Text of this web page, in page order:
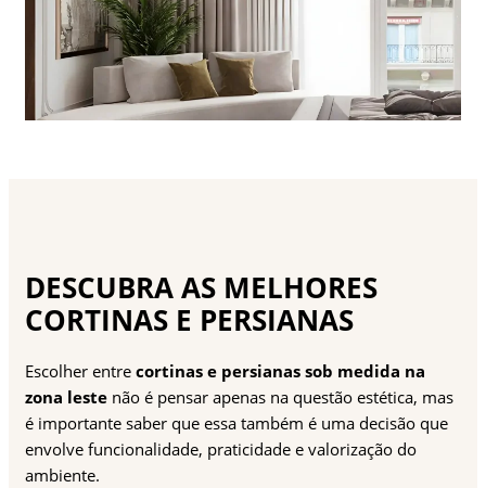
DESCUBRA AS MELHORES
CORTINAS E PERSIANAS
Escolher entre cortinas e persianas sob medida na
zona leste não é pensar apenas na questão estética, mas
é importante saber que essa também é uma decisão que
envolve funcionalidade, praticidade e valorização do
ambiente.